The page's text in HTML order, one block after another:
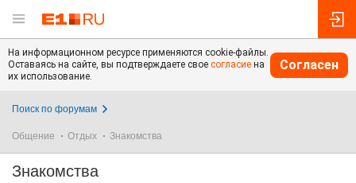
На информационном ресурсе применяются cookie-файлы.
Оставаясь на сайте, вы подтверждаете свое согласие на
их использование.
Согласен
Поиск по форумам
Общение Отдых Знакомства
Знакомства